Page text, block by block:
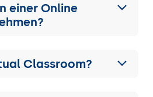
einer Online
Classroom?